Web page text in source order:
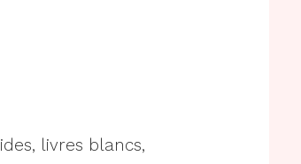
livres blancs,